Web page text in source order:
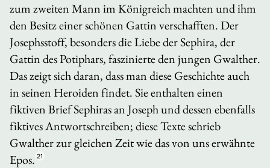
zum zweiten Mann im Königreich machten und ihm
den Besitz einer schönen Gattin verschafften. Der
Josephsstoff, besonders die Liebe der Sephira, der
Gattin des Potiphars, faszinierte den jungen Gwalther.
Das zeigt sich daran, dass man diese Geschichte auch
in seinen Heroidenfindet. Sie enthalten einen
fiktiven Brief Sephiras an Joseph und dessen ebenfalls
fiktives Antwortschreiben; diese Texte schrieb
Gwalther zur gleichen Zeit wie das von uns erwähnte
Epos. 21